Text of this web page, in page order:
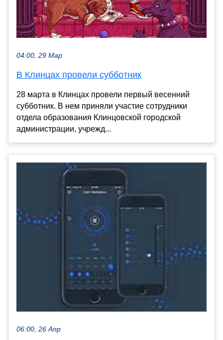
04:00, 29 Мар
В Клинцах провели субботник
28 марта в Клинцах провели первый весенний
субботник. В нем приняли участие сотрудники
отдела образования Клинцовской городской
администрации, учрежд...
06:00, 26 Апр